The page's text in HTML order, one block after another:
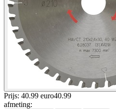
Prijs: 40.99 euro40.99
afmeting: